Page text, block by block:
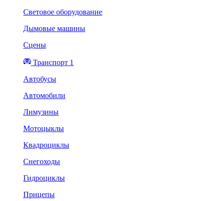
Световое оборудование
Дымовые машины
Сцены
Транспорт 1
Автобусы
Автомобили
Лимузины
Мотоцыклы
Квадроциклы
Снегоходы
Гидроциклы
Прицепы